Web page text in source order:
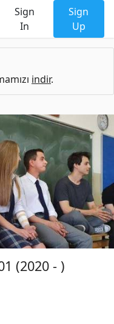
Sign
In
Sign
Up
indir.
(2020 - )